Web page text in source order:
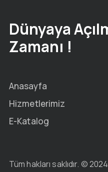
Dünyaya
Zamanı !
Anasayfa
Hizmetlerimiz
E-Katalog
Tüm hakları saklıdır. ©